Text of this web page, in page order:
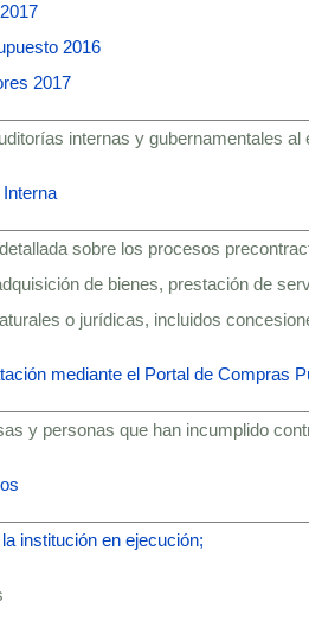
2016
2017
internas y gubernamentales al
sobre los procesos
de bienes, prestación de
o jurídicas, incluidos
mediante el Portal de Compras
y personas que han incumplido
institución en ejecución;